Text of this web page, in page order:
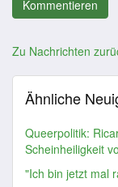
Zu Nachrichten
Ähnliche
Queerpolitik:
Scheinheiligkeit
"Ich bin jetzt mal